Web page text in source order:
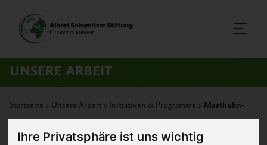
Ihre Privatsphäre ist uns wichtig
UNSERE ARBEIT
Startseite > Unsere Arbeit > Initiativen & Programme > Masthuhn-